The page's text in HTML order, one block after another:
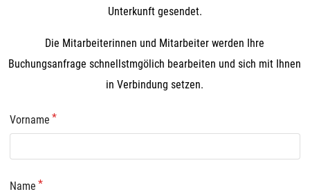
Unterkunft gesendet.
Die Mitarbeiterinnen und Mitarbeiter werden Ihre
Buchungsanfrage schnellstmgölich bearbeiten und sich mit Ihnen
in Verbindung setzen.
Vorname
Name